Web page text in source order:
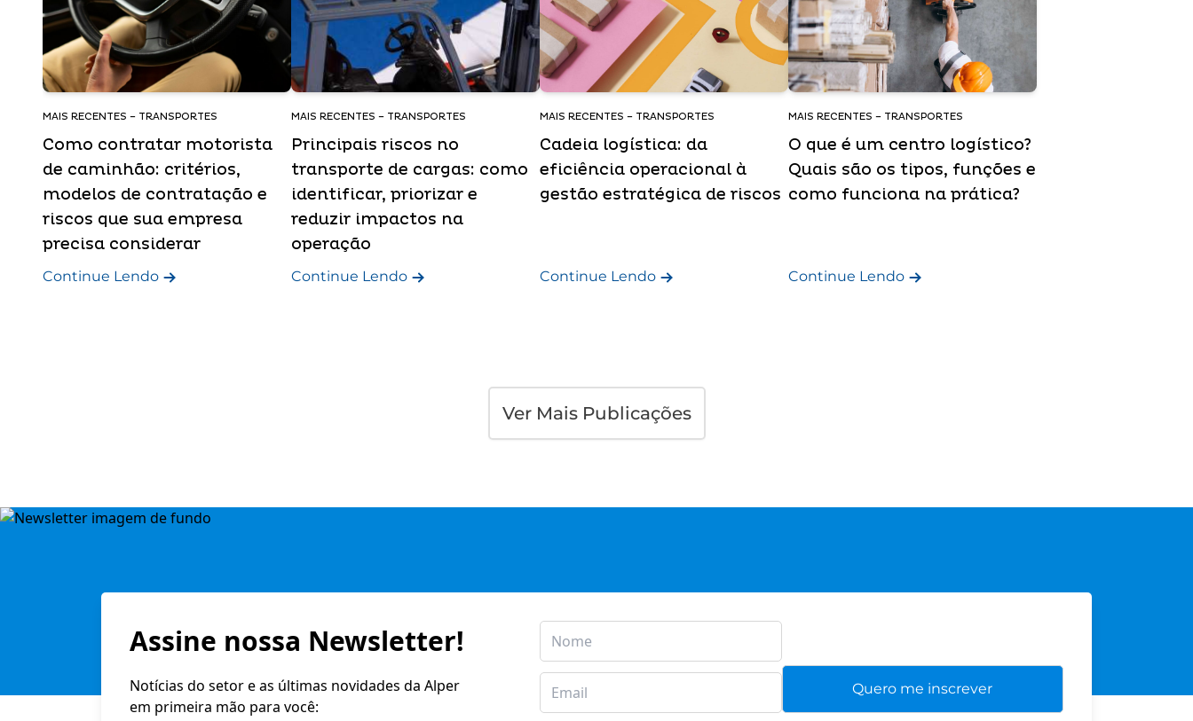
MAIS RECENTES – TRANSPORTES
Como contratar motorista
de caminhão: critérios,
modelos de contratação e
riscos que sua empresa
precisa considerar
Continue Lendo
MAIS RECENTES – TRANSPORTES
Principais riscos no
transporte de cargas: como
identificar, priorizar e
reduzir impactos na
operação
Continue Lendo
MAIS RECENTES – TRANSPORTES
Cadeia logística: da
eficiência operacional à
gestão estratégica de riscos
Continue Lendo
MAIS RECENTES – TRANSPORTES
O que é um centro logístico?
Quais são os tipos, funções e
como funciona na prática?
Continue Lendo
Ver Mais Publicações
Assine nossa Newsletter!
Notícias do setor e as últimas novidades da Alper
em primeira mão para você: